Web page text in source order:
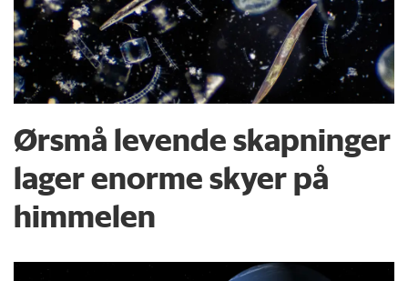
Ørsmå levende skapninger
lager enorme skyer på
himmelen